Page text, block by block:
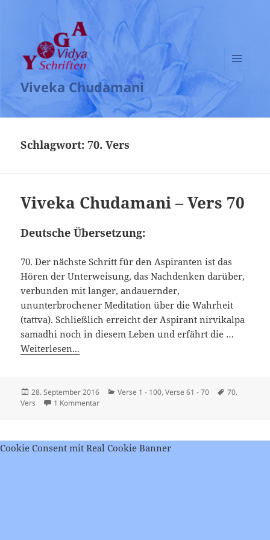
Viveka Chudamani
UND
WIDGETS
Schlagwort:70. Vers
Viveka Chudamani – Vers 70
Deutsche Übersetzung:
70. Der nächste Schritt für den Aspiranten ist das
Hören der Unterweisung, das Nachdenken darüber,
verbunden mit langer, andauernder,
ununterbrochener Meditation über die Wahrheit
(tattva). Schließlich erreicht der Aspirant nirvikalpa
samadhi noch in diesem Leben und erfährt die …
Weiterlesen...
Veröffentlicht
am
28. September 2016 Kategorien
Verse 1 - 100,Verse 61 - 70
70.
Vers
1 Kommentarzu Viveka Chudamani – Vers 70
Cookie Consent mit Real Cookie Banner